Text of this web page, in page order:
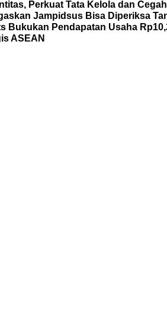
Perkuat Tata Kelola dan
Jampidsus Bisa Diperiksa
Bukukan Pendapatan Usaha
ASEAN